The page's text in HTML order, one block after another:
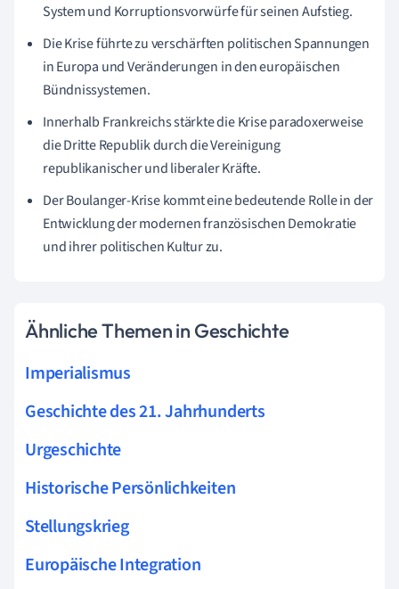
System und Korruptionsvorwürfe für seinen Aufstieg.
Die Krise führte zu verschärften politischen Spannungen
in Europa und Veränderungen in den europäischen
Bündnissystemen.
Innerhalb Frankreichs stärkte die Krise paradoxerweise
die Dritte Republik durch die Vereinigung
republikanischer und liberaler Kräfte.
Der Boulanger-Krise kommt eine bedeutende Rolle in der
Entwicklung der modernen französischen Demokratie
und ihrer politischen Kultur zu.
Ähnliche Themen in Geschichte
Imperialismus
Geschichte des 21. Jahrhunderts
Urgeschichte
Historische Persönlichkeiten
Stellungskrieg
Europäische Integration